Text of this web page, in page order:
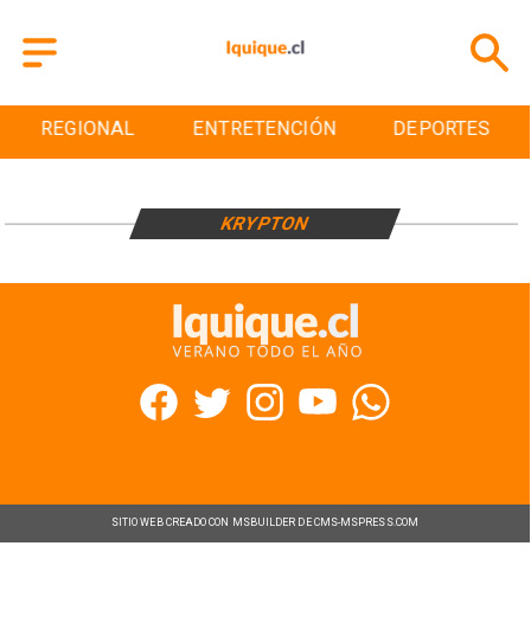
REGIONAL ENTRETENCIÓN DEPORTES
KRYPTON
SITIO WEB CREADO CON MSBUILDER DE CMS-MSPRESS.COM